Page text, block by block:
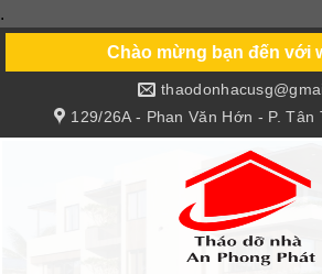
.
content
Chào mừng bạn đến với
129/26A - Phan Văn Hớn - P.